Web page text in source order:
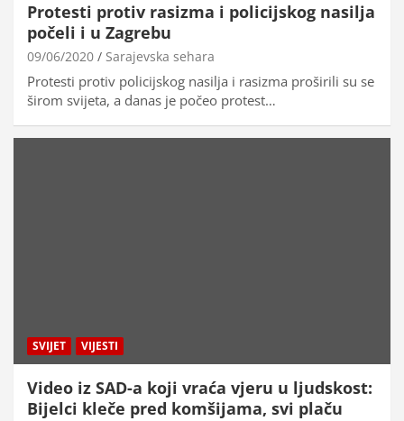
Protesti protiv rasizma i policijskog nasilja
počeli i u Zagrebu
09/06/2020 Sarajevska sehara
Protesti protiv policijskog nasilja i rasizma proširili su se
širom svijeta, a danas je počeo protest…
SVIJET VIJESTI
Video iz SAD-a koji vraća vjeru u ljudskost:
Bijelci kleče pred komšijama, svi plaču